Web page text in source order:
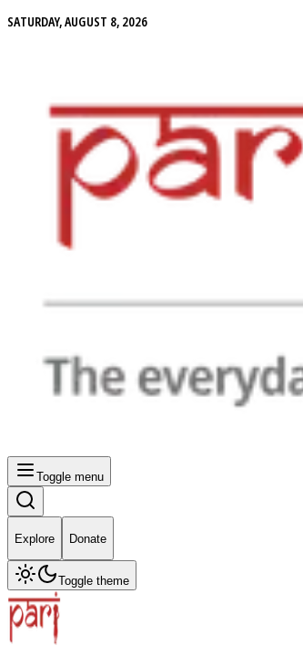
SATURDAY, AUGUST 8, 2026
Toggle menu
Explore Donate
Toggle theme